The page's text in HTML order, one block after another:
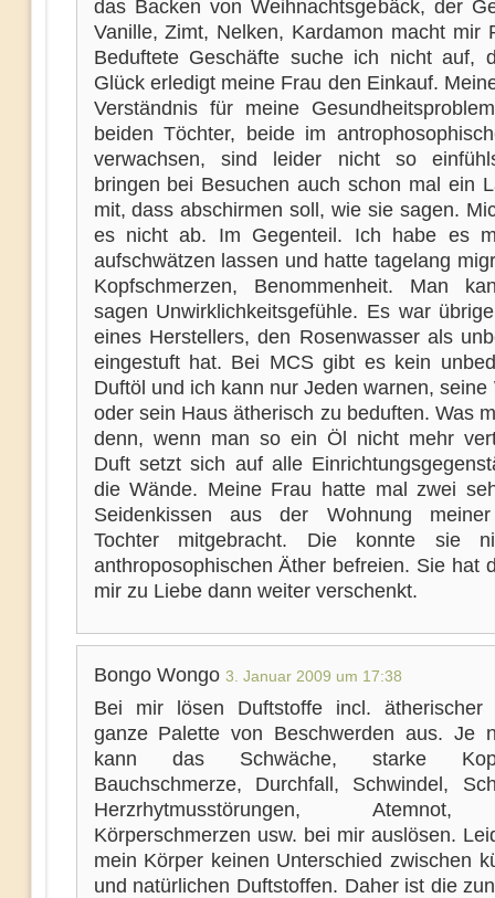
das Backen von Weihnachtsgebäck, der
Vanille, Zimt, Nelken, Kardamon macht mir
Beduftete Geschäfte suche ich nicht auf,
Glück erledigt meine Frau den Einkauf.
Verständnis für meine
beiden Töchter, beide im
verwachsen, sind leider nicht so
bringen bei Besuchen auch schon mal ein
mit, dass abschirmen soll, wie sie sagen.
es nicht ab. Im Gegenteil. Ich habe es
aufschwätzen lassen und hatte tagelang
Kopfschmerzen, Benommenheit. Man
sagen Unwirklichkeitsgefühle. Es war
eines Herstellers, den Rosenwasser als
eingestuft hat. Bei MCS gibt es kein
Duftöl und ich kann nur Jeden warnen, seine
oder sein Haus ätherisch zu beduften. Was
denn, wenn man so ein Öl nicht mehr
Duft setzt sich auf alle
die Wände. Meine Frau hatte mal zwei
Seidenkissen aus der Wohnung
Tochter mitgebracht. Die konnte sie
anthroposophischen Äther befreien. Sie hat
mir zu Liebe dann weiter verschenkt.
Bongo Wongo 3. Januar 2009 um 17:38
Bei mir lösen Duftstoffe incl. ätherischer
ganze Palette von Beschwerden aus. Je
kann das Schwäche, starke
Bauchschmerze, Durchfall, Schwindel,
Herzrhytmusstörungen,
Körperschmerzen usw. bei mir auslösen.
mein Körper keinen Unterschied zwischen
und natürlichen Duftstoffen. Daher ist die